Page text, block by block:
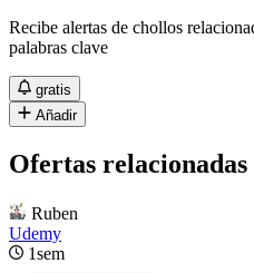
Recibe alertas de chollos
palabras clave
gratis
Añadir
Ofertas relacionadas
Ruben
Udemy
1sem